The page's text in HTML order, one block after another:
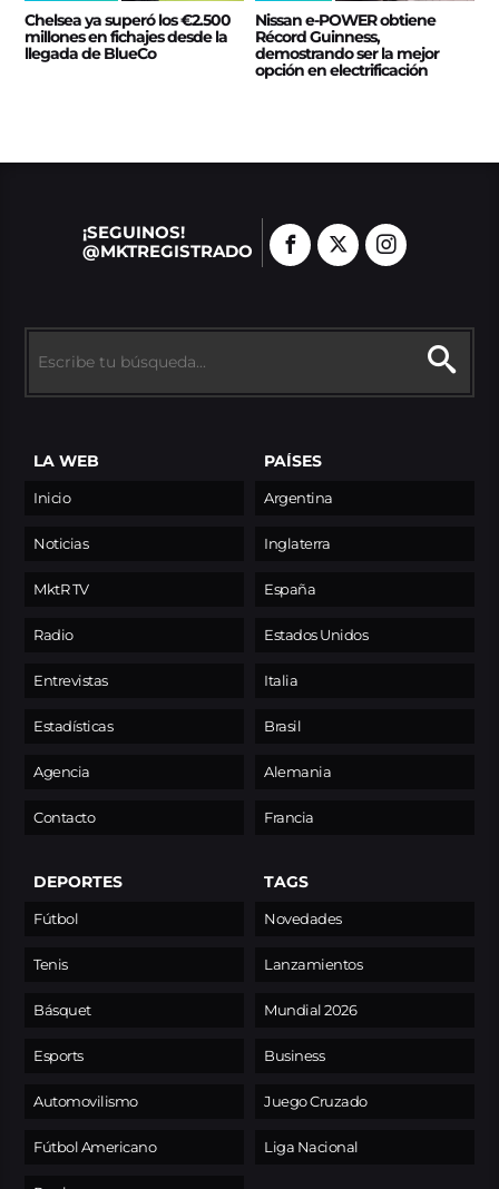
Chelsea ya superó los €2.500
millones en fichajes desde la
llegada de BlueCo
Nissan e‑POWER obtiene
Récord Guinness,
demostrando ser la mejor
opción en electrificación
¡SEGUINOS!
@MKTREGISTRADO
LA WEB
Inicio
Noticias
MktR TV
Radio
Entrevistas
Estadísticas
Agencia
Contacto
PAÍSES
Argentina
Inglaterra
España
Estados Unidos
Italia
Brasil
Alemania
Francia
DEPORTES
Fútbol
Tenis
Básquet
Esports
Automovilismo
Fútbol Americano
TAGS
Novedades
Lanzamientos
Mundial 2026
Business
Juego Cruzado
Liga Nacional